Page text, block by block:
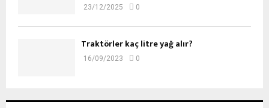
23/12/2025 0
Traktörler kaç litre yağ alır?
16/09/2023 0